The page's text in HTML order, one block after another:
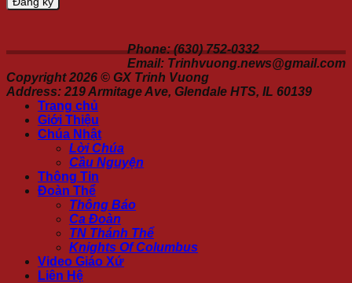
Phone: (630) 752-0332
Email: Trinhvuong.news@gmail.com
Copyright 2026 © GX Trinh Vuong
Address: 219 Armitage Ave, Glendale HTS, IL 60139
Trang chủ
Giới Thiệu
Chúa Nhật
Lời Chúa
Cầu Nguyện
Thông Tin
Đoàn Thể
Thông Báo
Ca Đoàn
TN Thánh Thể
Knights Of Columbus
Video Giáo Xứ
Liên Hệ